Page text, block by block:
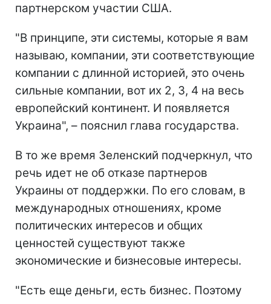
партнерском участии США.
"В принципе, эти системы, которые я вам
называю, компании, эти соответствующие
компании с длинной историей, это очень
сильные компании, вот их 2, 3, 4 на весь
европейский континент. И появляется
Украина", – пояснил глава государства.
В то же время Зеленский подчеркнул, что
речь идет не об отказе партнеров
Украины от поддержки. По его словам, в
международных отношениях, кроме
политических интересов и общих
ценностей существуют также
экономические и бизнесовые интересы.
"Есть еще деньги, есть бизнес. Поэтому